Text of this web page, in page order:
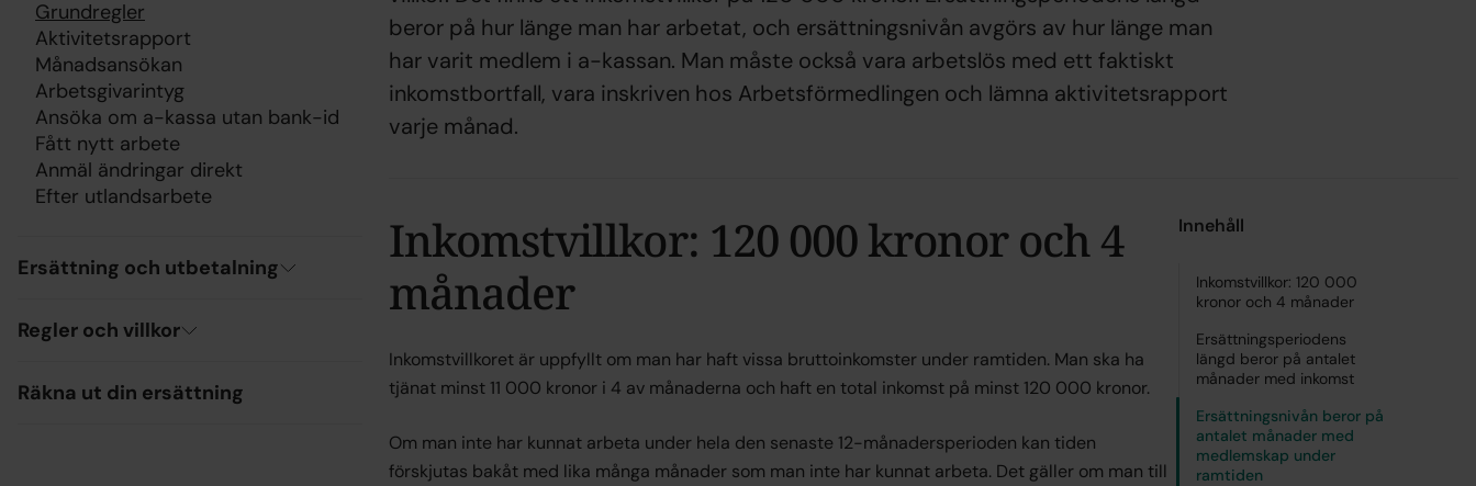
Grundregler
Aktivitetsrapport
Månadsansökan
Arbetsgivarintyg
Ansöka om a-kassa utan bank-id
Fått nytt arbete
Anmäl ändringar direkt
Efter utlandsarbete
Ersättning och utbetalning
Regler och villkor
Räkna ut din ersättning
beror på hur länge man har arbetat, och ersättningsnivån avgörs av hur länge man
har varit medlem i a-kassan. Man måste också vara arbetslös med ett faktiskt
inkomstbortfall, vara inskriven hos Arbetsförmedlingen och lämna aktivitetsrapport
varje månad.
Inkomstvillkor: 120 000 kronor och 4
månader
Inkomstvillkoret är uppfyllt om man har haft vissa bruttoinkomster under ramtiden. Man ska ha
tjänat minst 11 000 kronor i 4 av månaderna och haft en total inkomst på minst 120 000 kronor.
Om man inte har kunnat arbeta under hela den senaste 12-månadersperioden kan tiden
förskjutas bakåt med lika många månader som man inte har kunnat arbeta. Det gäller om man till
Innehåll
Inkomstvillkor: 120 000
kronor och 4 månader
Ersättningsperiodens
längd beror på antalet
månader med inkomst
Ersättningsnivån beror på
antalet månader med
medlemskap under
ramtiden